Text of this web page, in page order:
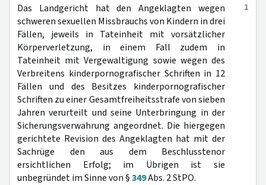
1
Das Landgericht hat den Angeklagten wegen
schweren sexuellen Missbrauchs von Kindern in drei
Fällen, jeweils in Tateinheit mit vorsätzlicher
Körperverletzung, in einem Fall zudem in
Tateinheit mit Vergewaltigung sowie wegen des
Verbreitens kinderpornografischer Schriften in 12
Fällen und des Besitzes kinderpornografischer
Schriften zu einer Gesamtfreiheitsstrafe von sieben
Jahren verurteilt und seine Unterbringung in der
Sicherungsverwahrung angeordnet. Die hiergegen
gerichtete Revision des Angeklagten hat mit der
Sachrüge den aus dem Beschlusstenor
ersichtlichen Erfolg; im Übrigen ist sie
unbegründet im Sinne von §349Abs. 2 StPO.